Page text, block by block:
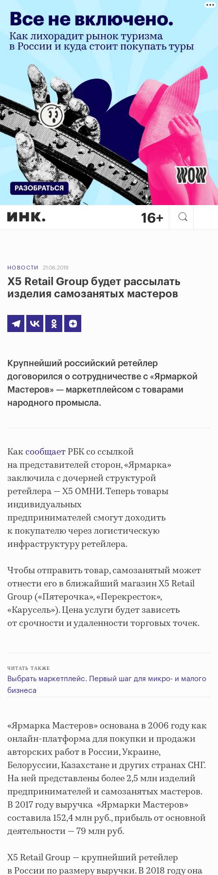
НОВОСТИ 21.06.2019
X5 Retail Group будет рассылать
изделия самозанятых мастеров
Крупнейший российский ретейлер
договорился о сотрудничестве с «Ярмаркой
Мастеров» — маркетплейсом с товарами
народного промысла.
КаксообщаетРБК со ссылкой
на представителей сторон, «Ярмарка»
заключила с дочерней структурой
ретейлера — X5 ОМНИ. Теперь товары
индивидуальных
предпринимателей смогут доходить
к покупателю через логистическую
инфраструктуру ретейлера.
Чтобы отправить товар, самозанятый может
отнести его в ближайший магазин X5 Retail
Group («Пятерочка», «Перекресток»,
«Карусель»). Цена услуги будет зависеть
от срочности и удаленности торговых точек.
ЧИТАТЬ ТАКЖЕ
Выбрать маркетплейс. Первый шаг для микро- и малого
бизнеса
«Ярмарка Мастеров» основана в 2006 году как
онлайн-платформа для покупки и продажи
авторских работ в России, Украине,
Белоруссии, Казахстане и других странах СНГ.
На ней представлены более 2,5 млн изделий
предпринимателей и самозанятых мастеров.
В 2017 году выручка «Ярмарки Мастеров»
составила 152,4 млн руб., прибыль от основной
деятельности — 79 млн руб.
X5 Retail Group — крупнейший ретейлер
в России по размеру выручки. В 2018 году она